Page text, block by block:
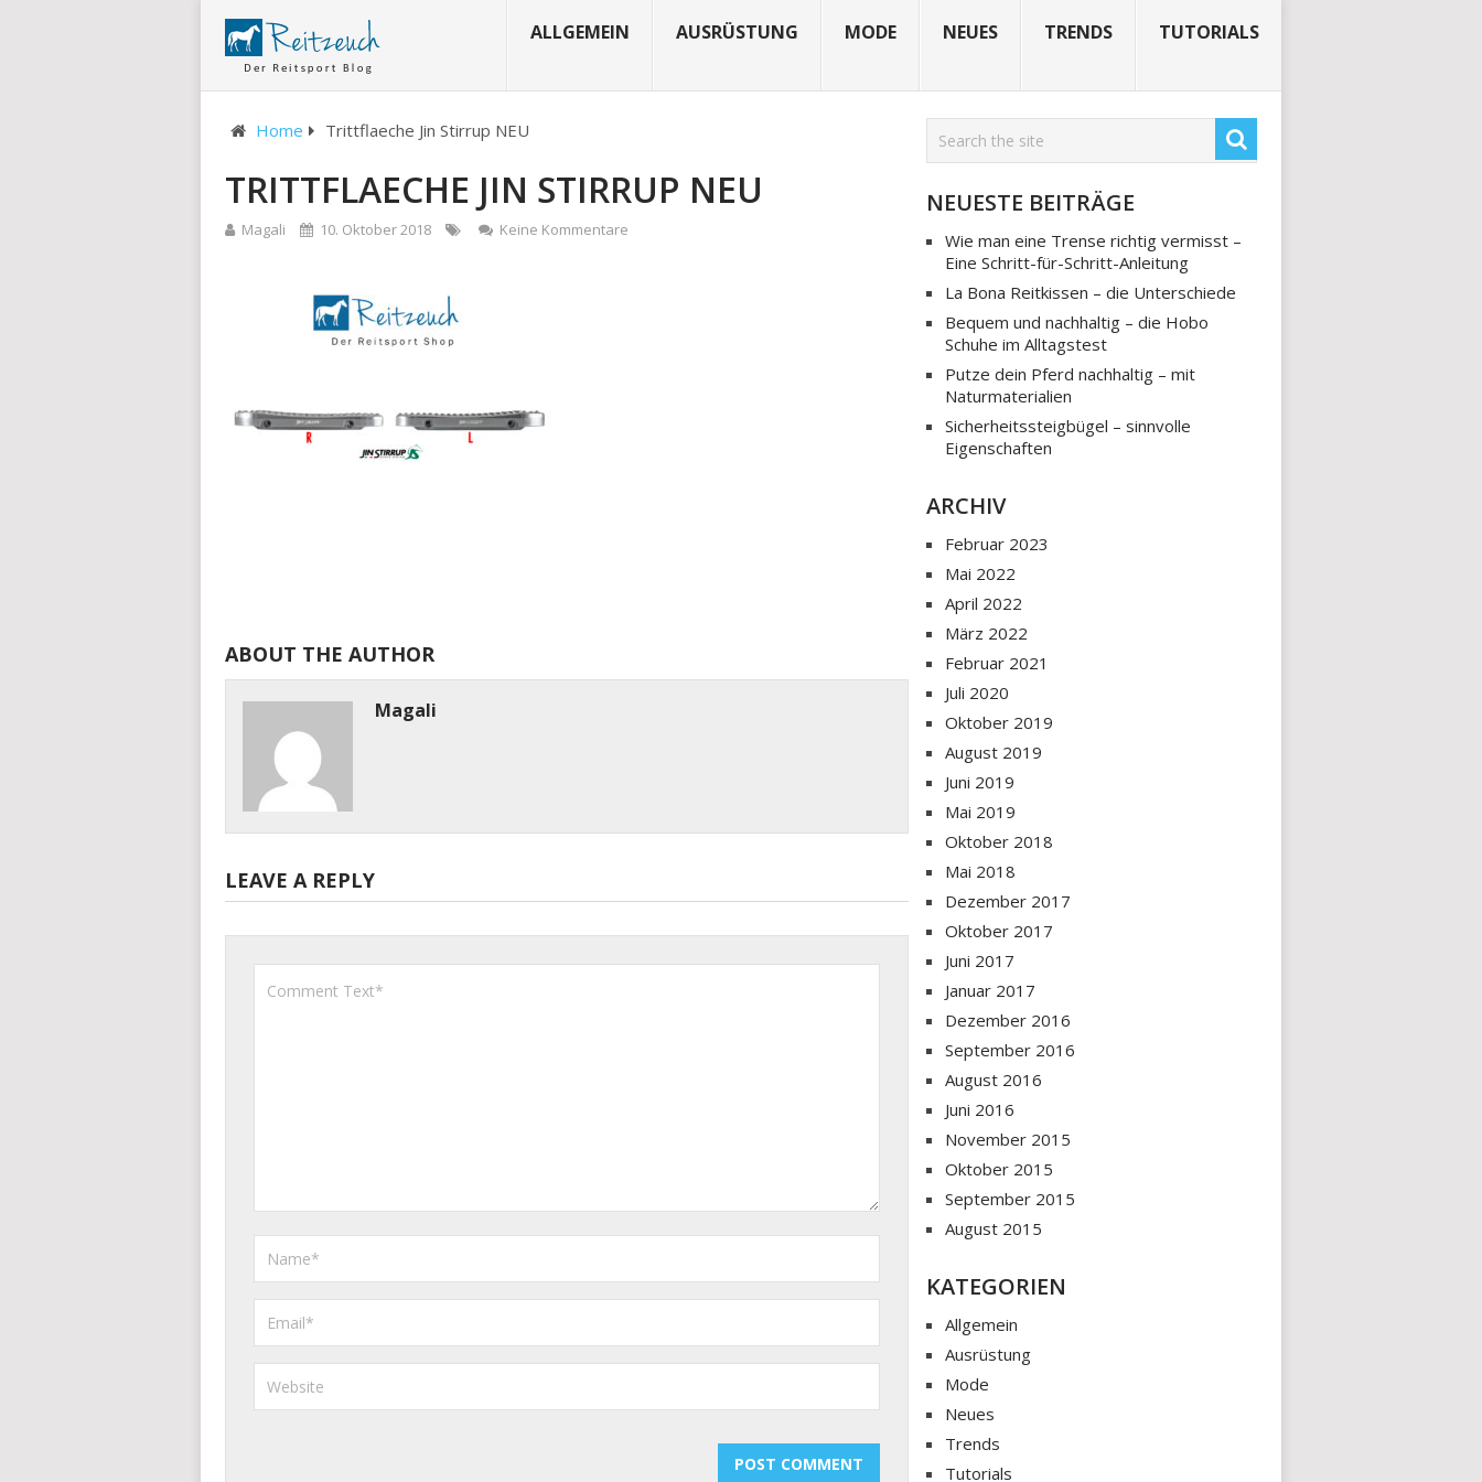
ALLGEMEIN AUSRÜSTUNG MODE NEUES TRENDS TUTORIALS
Home Trittflaeche Jin Stirrup NEU
TRITTFLAECHE JIN STIRRUP NEU
Magali 10. Oktober 2018 Keine Kommentare
ABOUT THE AUTHOR
Magali
LEAVE A REPLY
NEUESTE BEITRÄGE
Wie man eine Trense richtig vermisst –
Eine Schritt-für-Schritt-Anleitung
La Bona Reitkissen – die Unterschiede
Bequem und nachhaltig – die Hobo
Schuhe im Alltagstest
Putze dein Pferd nachhaltig – mit
Naturmaterialien
Sicherheitssteigbügel – sinnvolle
Eigenschaften
ARCHIV
Februar 2023
Mai 2022
April 2022
März 2022
Februar 2021
Juli 2020
Oktober 2019
August 2019
Juni 2019
Mai 2019
Oktober 2018
Mai 2018
Dezember 2017
Oktober 2017
Juni 2017
Januar 2017
Dezember 2016
September 2016
August 2016
Juni 2016
November 2015
Oktober 2015
September 2015
August 2015
KATEGORIEN
Allgemein
Ausrüstung
Mode
Neues
Trends
Tutorials